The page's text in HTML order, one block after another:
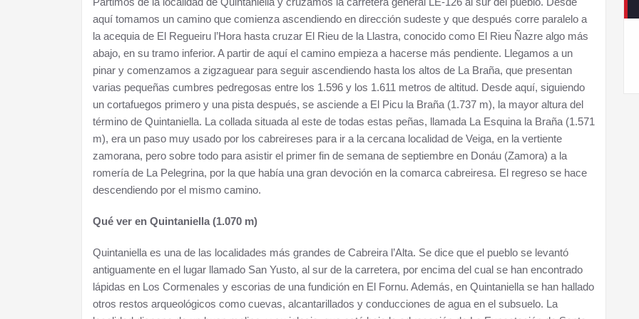
aquí tomamos un camino que comienza ascendiendo en dirección sudeste y que después corre paralelo a
la acequia de El Regueiru l’Hora hasta cruzar El Rieu de la Llastra, conocido como El Rieu Ñazre algo más
abajo, en su tramo inferior. A partir de aquí el camino empieza a hacerse más pendiente. Llegamos a un
pinar y comenzamos a zigzaguear para seguir ascendiendo hasta los altos de La Braña, que presentan
varias pequeñas cumbres pedregosas entre los 1.596 y los 1.611 metros de altitud. Desde aquí, siguiendo
un cortafuegos primero y una pista después, se asciende a El Picu la Braña (1.737 m), la mayor altura del
término de Quintaniella. La collada situada al este de todas estas peñas, llamada La Esquina la Braña (1.571
m), era un paso muy usado por los cabreireses para ir a la cercana localidad de Veiga, en la vertiente
zamorana, pero sobre todo para asistir el primer fin de semana de septiembre en Donáu (Zamora) a la
romería de La Pelegrina, por la que había una gran devoción en la comarca cabreiresa. El regreso se hace
descendiendo por el mismo camino.
Qué ver en Quintaniella (1.070 m)
Quintaniella es una de las localidades más grandes de Cabreira l’Alta. Se dice que el pueblo se levantó
antiguamente en el lugar llamado San Yusto, al sur de la carretera, por encima del cual se han encontrado
lápidas en Los Cormenales y escorias de una fundición en El Fornu. Además, en Quintaniella se han hallado
otros restos arqueológicos como cuevas, alcantarillados y conducciones de agua en el subsuelo. La